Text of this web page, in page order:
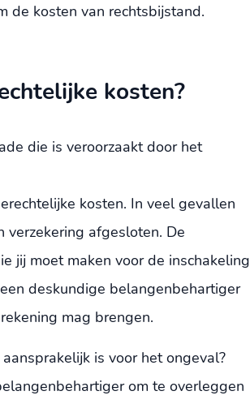
de kosten van rechtsbijstand.
kosten?
die is veroorzaakt door het
kosten. In veel gevallen
verzekering afgesloten. De
jij moet maken voor de inschakeling
deskundige belangenbehartiger
mag brengen.
is voor het ongeval?
om te overleggen